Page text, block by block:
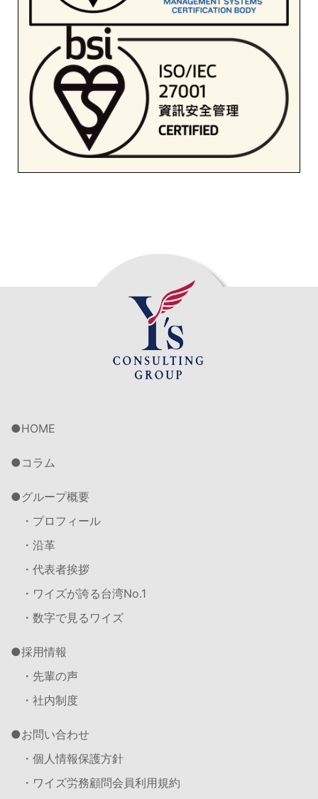
HOME
コラム
グループ概要
・プロフィール
・沿革
・代表者挨拶
・ワイズが誇る台湾No.1
・数字で見るワイズ
採用情報
・先輩の声
・社内制度
お問い合わせ
・個人情報保護方針
・ワイズ労務顧問会員利用規約